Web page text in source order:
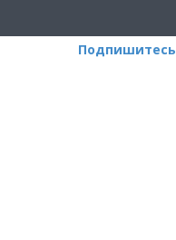
Подпишитесь